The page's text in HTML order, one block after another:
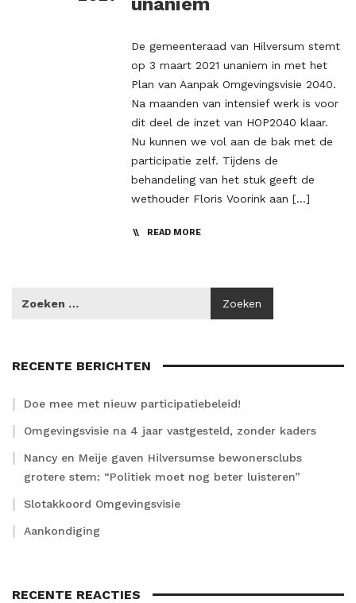
De gemeenteraad van Hilversum stemt
op 3 maart 2021 unaniem in met het
Plan van Aanpak Omgevingsvisie 2040.
Na maanden van intensief werk is voor
dit deel de inzet van HOP2040 klaar.
Nu kunnen we vol aan de bak met de
participatie zelf. Tijdens de
behandeling van het stuk geeft de
wethouder Floris Voorink aan […]
READ MORE
RECENTE BERICHTEN
Doe mee met nieuw participatiebeleid!
Omgevingsvisie na 4 jaar vastgesteld, zonder kaders
Nancy en Meije gaven Hilversumse bewonersclubs
grotere stem: “Politiek moet nog beter luisteren”
Slotakkoord Omgevingsvisie
Aankondiging
RECENTE REACTIES